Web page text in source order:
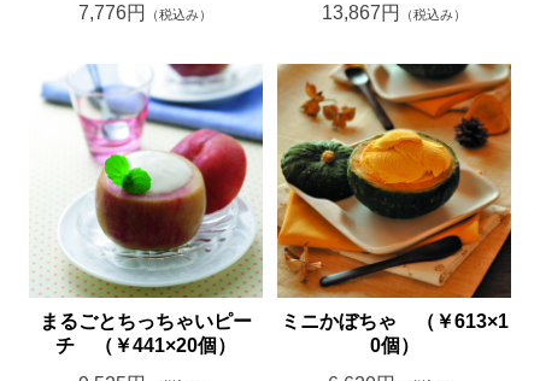
7,776円
（税込み）
13,867円
（税込み）
まるごとちっちゃいピー
チ （￥441×20個）
ミニかぼちゃ （￥613×1
0個）